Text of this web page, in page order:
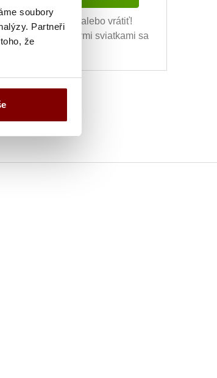
soubory
Partneři
že
možné vymeniť alebo vrátiť!
pred vianočnými sviatkami sa